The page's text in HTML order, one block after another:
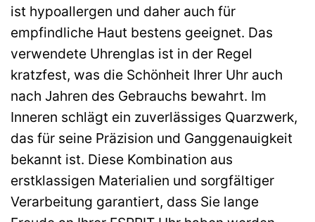
ist hypoallergen und daher auch für
empfindliche Haut bestens geeignet. Das
verwendete Uhrenglas ist in der Regel
kratzfest, was die Schönheit Ihrer Uhr auch
nach Jahren des Gebrauchs bewahrt. Im
Inneren schlägt ein zuverlässiges Quarzwerk,
das für seine Präzision und Ganggenauigkeit
bekannt ist. Diese Kombination aus
erstklassigen Materialien und sorgfältiger
Verarbeitung garantiert, dass Sie lange